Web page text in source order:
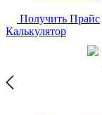
Получить Прайс
Калькулятор